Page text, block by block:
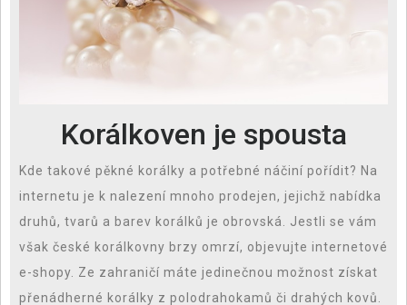
Korálkoven je spousta
Kde takové pěkné korálky a potřebné náčiní pořídit? Na
internetu je k nalezení mnoho prodejen, jejichž nabídka
druhů, tvarů a barev korálků je obrovská. Jestli se vám
však české korálkovny brzy omrzí, objevujte internetové
e-shopy. Ze zahraničí máte jedinečnou možnost získat
přenádherné korálky z polodrahokamů či drahých kovů.